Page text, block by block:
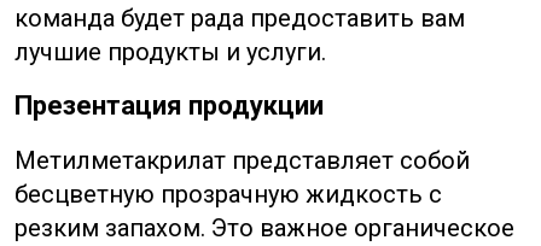
команда будет рада предоставить вам
лучшие продукты и услуги.
Презентация продукции
Метилметакрилат представляет собой
бесцветную прозрачную жидкость с
резким запахом. Это важное органическое